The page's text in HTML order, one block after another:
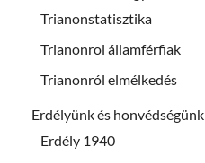
Trianonstatisztika
Trianonrol államférfiak
Trianonról elmélkedés
Erdélyünk és honvédségünk
Erdély 1940